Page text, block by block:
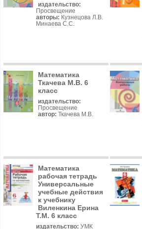
издательство:
Просвещение
авторы: Кузнецова Л.В.
Минаева С.С.
Математика
Ткачева М.В. 6
класс
издательство:
Просвещение
автор: Ткачева М.В.
Математика
рабочая тетрадь
Универсальные
учебные действия
к учебнику
Виленкина Ерина
Т.М. 6 класс
издательство: УМК